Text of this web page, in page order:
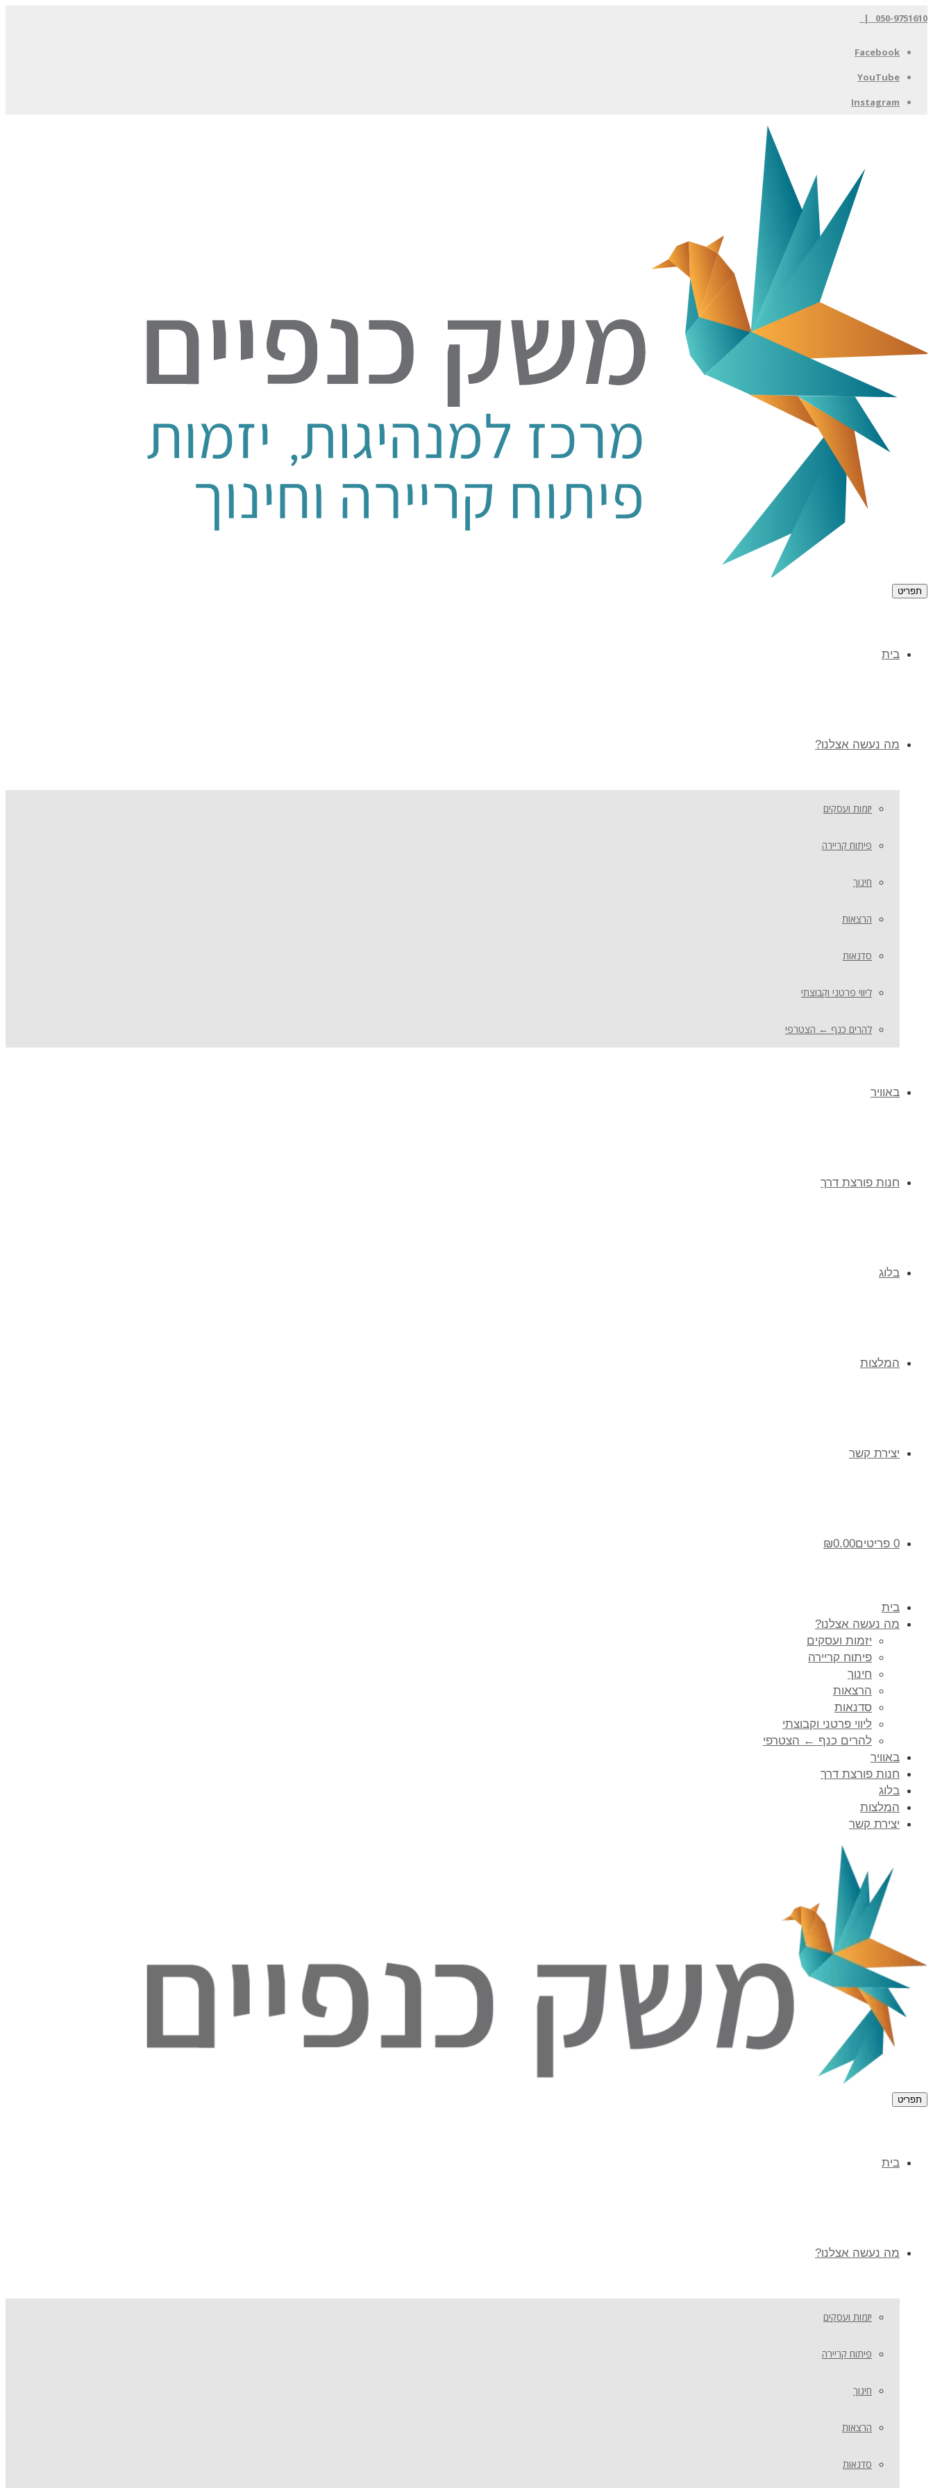
050-9751610 |
Facebook
YouTube
Instagram
תפריט
בית
מה נעשה אצלנו?
יזמות ועסקים
פיתוח קריירה
חינוך
הרצאות
סדנאות
ליווי פרטני וקבוצתי
להרים כנף ← הצטרפי
באוויר
חנות פורצת דרך
בלוג
המלצות
יצירת קשר
0 פריטים ₪0.00
בית
מה נעשה אצלנו?
יזמות ועסקים
פיתוח קריירה
חינוך
הרצאות
סדנאות
ליווי פרטני וקבוצתי
להרים כנף ← הצטרפי
באוויר
חנות פורצת דרך
בלוג
המלצות
יצירת קשר
תפריט
בית
מה נעשה אצלנו?
יזמות ועסקים
פיתוח קריירה
חינוך
הרצאות
סדנאות